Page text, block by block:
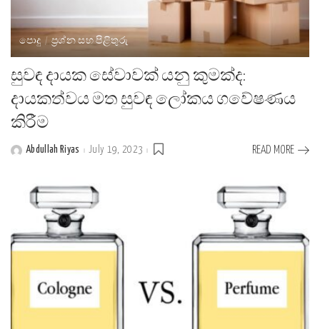
පොදු ප්‍රශ්න සහ පිළිතුරු
සුවඳ දායක සේවාවක් යනු කුමක්ද:
දායකත්වය මත සුවඳ ලෝකය ගවේෂණය
කිරීම
PostedAbdullah Riyas July 19, 2023 READ MORE